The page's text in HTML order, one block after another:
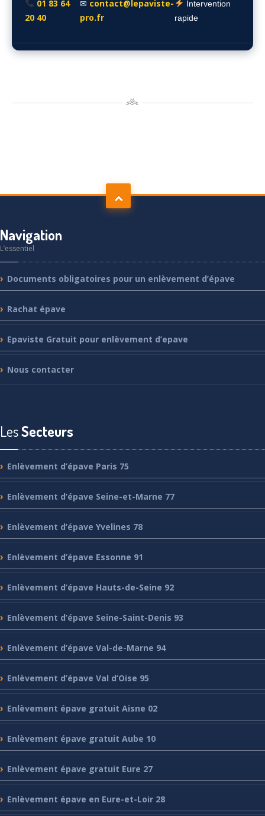
01 83 64
20 40
✉ contact@lepaviste-
pro.fr
Intervention
rapide
Navigation
L’essentiel
Documents obligatoires pour un enlèvement d’épave
Rachat épave
Epaviste Gratuit pour enlèvement d’epave
Nous contacter
LesSecteurs
Enlèvement d’épave Paris 75
Enlèvement d’épave Seine-et-Marne 77
Enlèvement d’épave Yvelines 78
Enlèvement d’épave Essonne 91
Enlèvement d’épave Hauts-de-Seine 92
Enlèvement d’épave Seine-Saint-Denis 93
Enlèvement d’épave Val-de-Marne 94
Enlèvement d’épave Val d’Oise 95
Enlèvement épave gratuit Aisne 02
Enlèvement épave gratuit Aube 10
Enlèvement épave gratuit Eure 27
Enlèvement épave en Eure-et-Loir 28